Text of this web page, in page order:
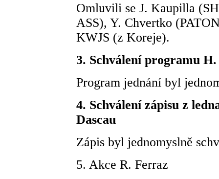
Omluvili se J. Kaupilla
ASS), Y. Chvertko
KWJS (z Koreje).
3. Schválení programu H.
Program jednání byl
4. Schválení zápisu z
Dascau
Zápis byl jednomyslně
5. Akce R. Ferraz